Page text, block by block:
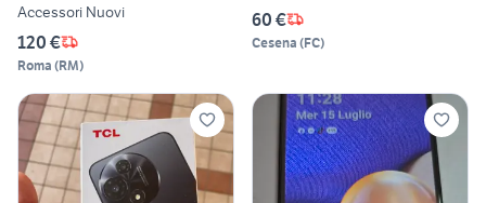
Accessori Nuovi
120 €
Roma (RM)
60 €
Cesena (FC)